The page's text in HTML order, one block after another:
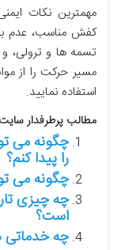
مهمترین نکات
کفش مناسب، عدم
تسمه ها و ترولی،
مسیر حرکت را از
استفاده نمایید.
مطالب پرطرفدار
چگونه می
را پیدا کنم؟
چگونه می
چه چیزی
است؟
چه خدماتی